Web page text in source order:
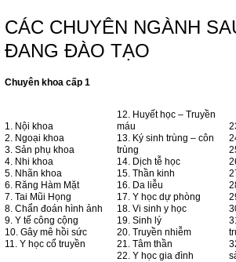
CÁC CHUYÊN NGÀNH
ĐANG ĐÀO TẠO
Chuyên khoa cấp 1
1. Nội khoa
2. Ngoại khoa
3. Sản phụ khoa
4. Nhi khoa
5. Nhãn khoa
6. Răng Hàm Mặt
7. Tai Mũi Họng
8. Chẩn đoán hình ảnh
9. Y tế công cộng
10. Gây mê hồi sức
11. Y học cổ truyền
12. Huyết học – Truyền
máu
13. Ký sinh trùng – côn
trùng
14. Dịch tễ học
15. Thần kinh
16. Da liễu
17. Y học dự phòng
18. Vi sinh y học
19. Sinh lý
20. Truyền nhiễm
21. Tâm thần
22. Y học gia đình